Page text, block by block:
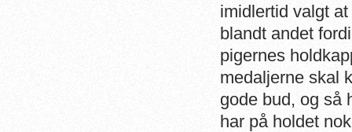
imidlertid valgt
blandt andet
pigernes
medaljerne skal
gode bud, og så
har på holdet